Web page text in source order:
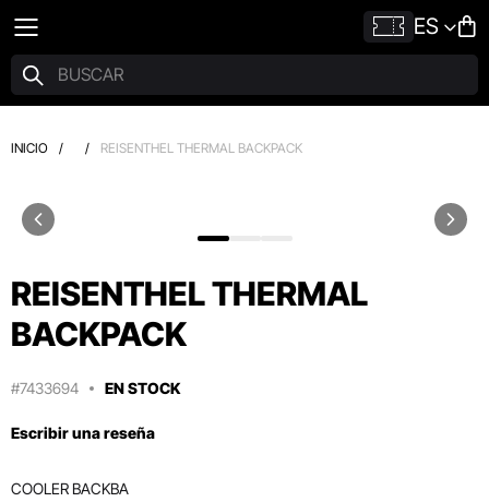
ES
INICIO / / REISENTHEL THERMAL BACKPACK
REISENTHEL THERMAL
BACKPACK
#7433694 EN STOCK
Escribir una reseña
COOLER BACKBA